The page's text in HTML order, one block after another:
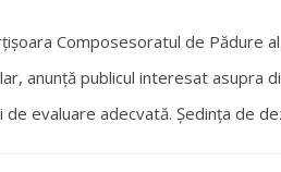
Composesoratul de Pădure
anunță publicul interesat asupra
evaluare adecvată. Ședința de